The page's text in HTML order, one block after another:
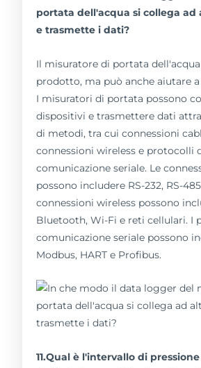
portata dell'acqua si collega ad
e trasmette i dati?
Il misuratore di portata
prodotto, ma può anche aiutare a
I misuratori di portata possono
dispositivi e trasmettere dati
di metodi, tra cui connessioni
connessioni wireless e protocolli
comunicazione seriale. Le
possono includere RS-232, RS-
connessioni wireless possono
Bluetooth, Wi-Fi e reti cellulari. I
comunicazione seriale possono
Modbus, HART e Profibus.
11.Qual è l'intervallo di